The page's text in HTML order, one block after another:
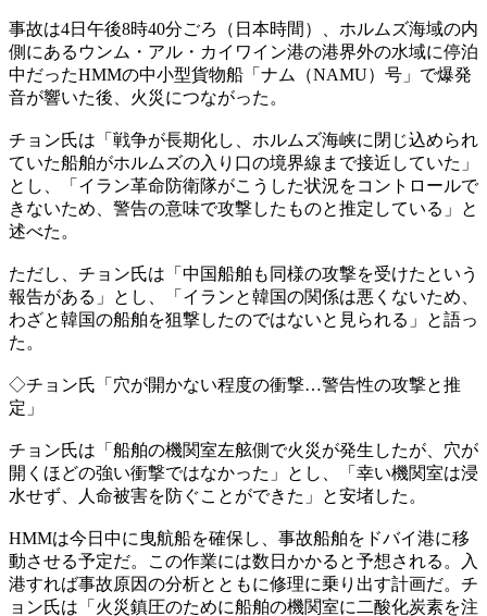
事故は4日午後8時40分ごろ（日本時間）、ホルムズ海域の内
側にあるウンム・アル・カイワイン港の港界外の水域に停泊
中だったHMMの中小型貨物船「ナム（NAMU）号」で爆発
音が響いた後、火災につながった。
チョン氏は「戦争が長期化し、ホルムズ海峡に閉じ込められ
ていた船舶がホルムズの入り口の境界線まで接近していた」
とし、「イラン革命防衛隊がこうした状況をコントロールで
きないため、警告の意味で攻撃したものと推定している」と
述べた。
ただし、チョン氏は「中国船舶も同様の攻撃を受けたという
報告がある」とし、「イランと韓国の関係は悪くないため、
わざと韓国の船舶を狙撃したのではないと見られる」と語っ
た。
◇チョン氏「穴が開かない程度の衝撃…警告性の攻撃と推
定」
チョン氏は「船舶の機関室左舷側で火災が発生したが、穴が
開くほどの強い衝撃ではなかった」とし、「幸い機関室は浸
水せず、人命被害を防ぐことができた」と安堵した。
HMMは今日中に曳航船を確保し、事故船舶をドバイ港に移
動させる予定だ。この作業には数日かかると予想される。入
港すれば事故原因の分析とともに修理に乗り出す計画だ。チ
ョン氏は「火災鎮圧のために船舶の機関室に二酸化炭素を注